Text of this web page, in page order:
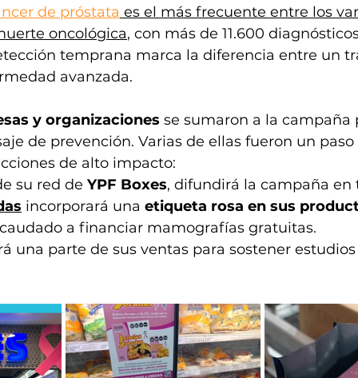
de próstata es el más frecuente entre los
oncológica, con más de 11.600
temprana marca la diferencia entre un
avanzada.
y organizaciones se sumaron a la campaña
de prevención. Varias de ellas fueron un
de alto impacto:
su red de YPF Boxes, difundirá la campaña en
incorporará una etiqueta rosa en sus
a financiar mamografías gratuitas.
una parte de sus ventas para sostener